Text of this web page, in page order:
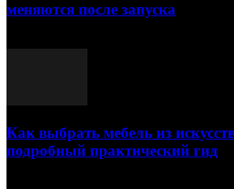
меняются после запуска
Как выбрать мебель из
подробный практический гид